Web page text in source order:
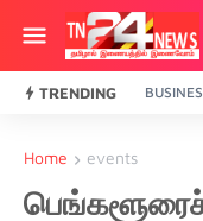
TRENDING
Home events